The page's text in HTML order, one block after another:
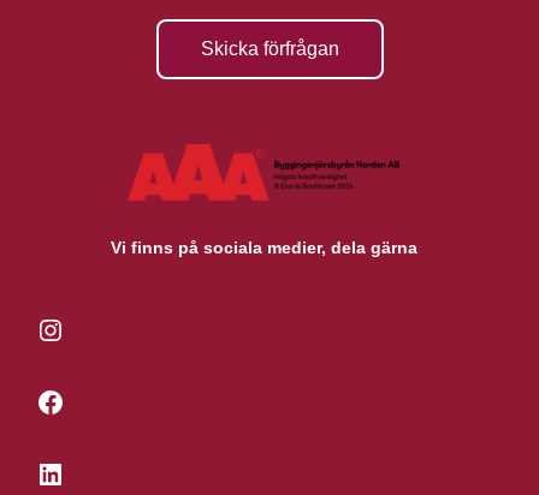
Skicka förfrågan
Vi finns på sociala medier, dela gärna
Instagram
Facebook
LinkedIn